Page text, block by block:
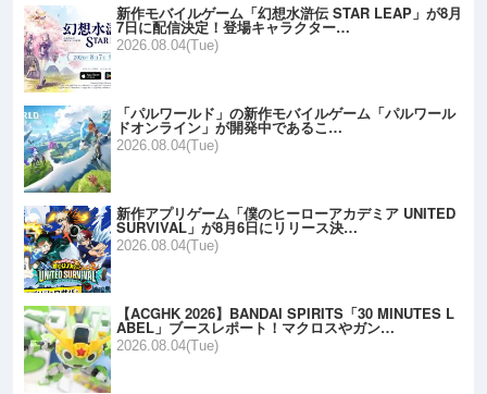
新作モバイルゲーム「幻想水滸伝 STAR LEAP」が8月
7日に配信決定！登場キャラクター…
2026.08.04(Tue)
「パルワールド」の新作モバイルゲーム「パルワール
ドオンライン」が開発中であるこ…
2026.08.04(Tue)
新作アプリゲーム「僕のヒーローアカデミア UNITED
SURVIVAL」が8月6日にリリース決…
2026.08.04(Tue)
【ACGHK 2026】BANDAI SPIRITS「30 MINUTES L
ABEL」ブースレポート！マクロスやガン…
2026.08.04(Tue)